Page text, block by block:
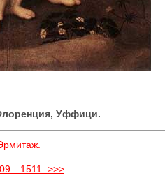
Уффици.
>>>